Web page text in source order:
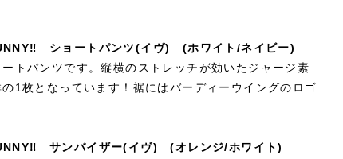
ショートパンツ(イヴ) (ホワイト/ネイビー)
トパンツです。縦横のストレッチが効いたジャージ素
1枚となっています！裾にはバーディーウイングのロゴ
サンバイザー(イヴ) (オレンジ/ホワイト)